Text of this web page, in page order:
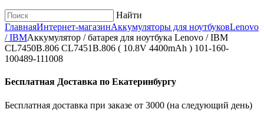
Найти
ГлавнаяИнтернет-магазинАккумуляторы для ноутбуковLenovo
/ IBMАккумулятор / батарея для ноутбука Lenovo / IBM
CL7450B.806 CL7451B.806 ( 10.8V 4400mAh ) 101-160-
100489-111008
Бесплатная Доставка по Екатеринбургу
Бесплатная доставка при заказе от 3000 (на следующий день)